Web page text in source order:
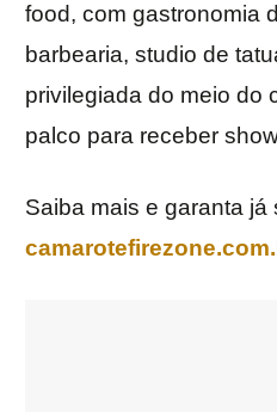
food, com gastronomia
barbearia, studio de
privilegiada do meio do
palco para receber
Saiba mais e garanta já